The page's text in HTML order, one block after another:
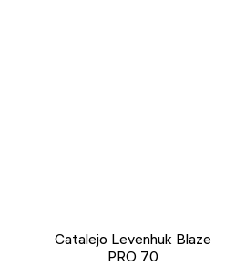
Catalejo Levenhuk Blaze
PRO 70